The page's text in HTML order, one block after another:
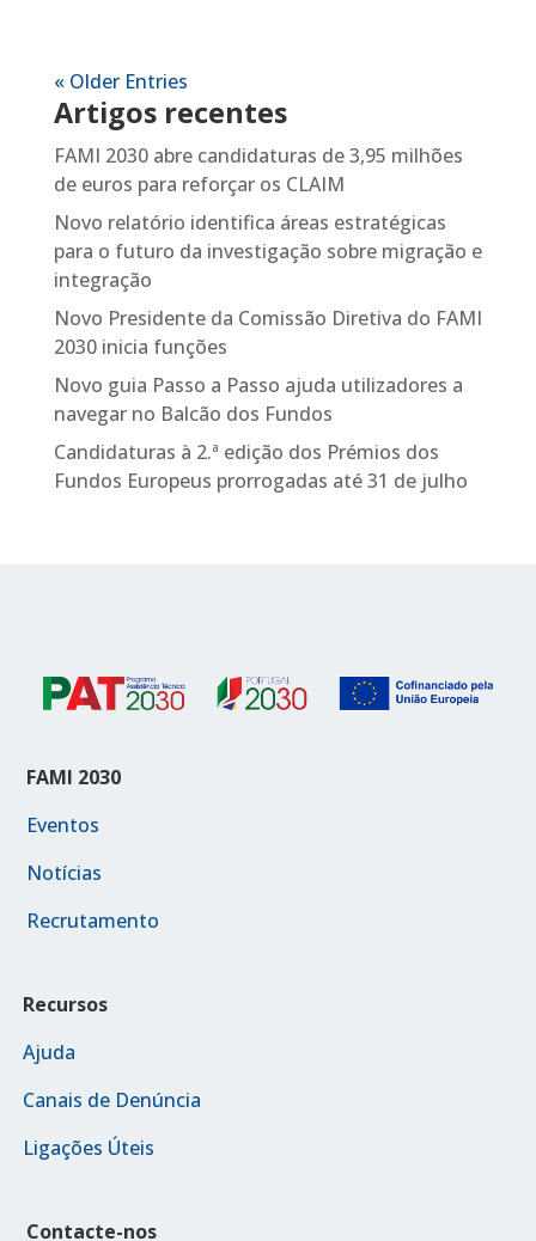
« Older Entries
Artigos recentes
FAMI 2030 abre candidaturas de 3,95 milhões
de euros para reforçar os CLAIM
Novo relatório identifica áreas estratégicas
para o futuro da investigação sobre migração e
integração
Novo Presidente da Comissão Diretiva do FAMI
2030 inicia funções
Novo guia Passo a Passo ajuda utilizadores a
navegar no Balcão dos Fundos
Candidaturas à 2.ª edição dos Prémios dos
Fundos Europeus prorrogadas até 31 de julho
FAMI 2030
Eventos
Notícias
Recrutamento
Recursos
Ajuda
Canais de Denúncia
Ligações Úteis
Contacte-nos